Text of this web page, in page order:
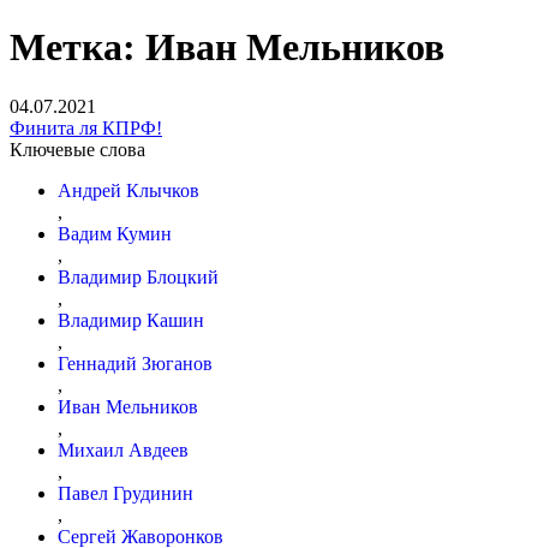
Метка: Иван Мельников
04.07.2021
Финита ля КПРФ!
Ключевые слова
Андрей Клычков
,
Вадим Кумин
,
Владимир Блоцкий
,
Владимир Кашин
,
Геннадий Зюганов
,
Иван Мельников
,
Михаил Авдеев
,
Павел Грудинин
,
Сергей Жаворонков